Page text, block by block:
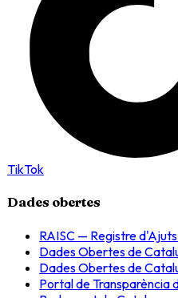
TikTok
Dades obertes
RAISC — Registre
Dades Obertes de
Dades Obertes de
Portal de Transparència